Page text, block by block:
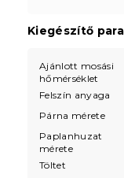
Kiegészítő
Ajánlott mosási
hőmérséklet
Felszín anyaga
Párna mérete
Paplanhuzat
mérete
Töltet